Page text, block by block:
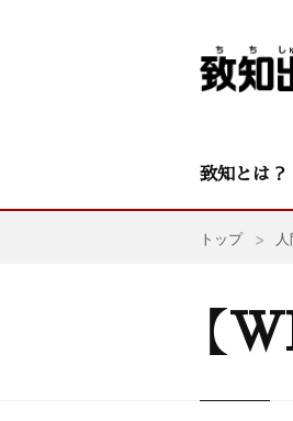
致知とは？
トップ
【